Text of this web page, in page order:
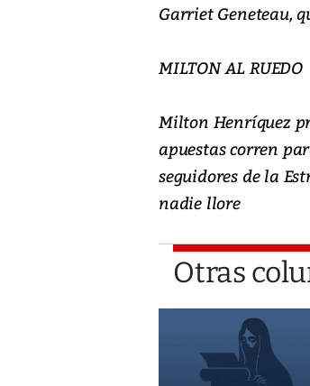
Garriet Geneteau,
MILTON AL RUEDO
Milton Henríquez
apuestas corren
seguidores de la
nadie llore
Otras